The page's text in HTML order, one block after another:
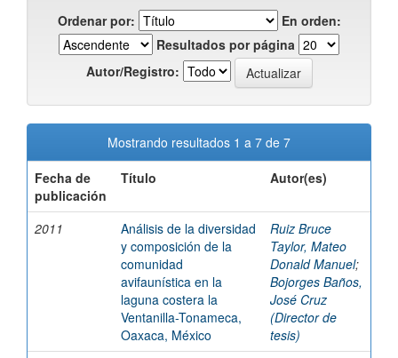
Ordenar por:
En orden:
Resultados por página
Autor/Registro:
Mostrando resultados 1 a 7 de 7
Fecha de
publicación
Título Autor(es)
2011
Análisis de la diversidad
y composición de la
comunidad
avifaunística en la
laguna costera la
Ventanilla-Tonameca,
Oaxaca, México
Ruiz Bruce
Taylor, Mateo
Donald Manuel;
Bojorges Baños,
José Cruz
(Director de
tesis)